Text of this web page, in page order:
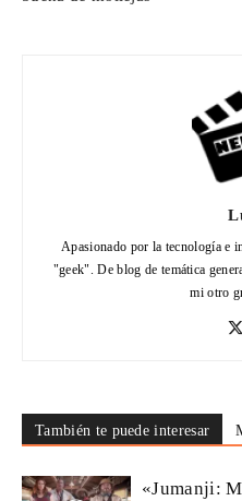
Apasionado por la tecnología e
"geek". De blog de temática
mi otro
También te puede interesar
«Jumanji: